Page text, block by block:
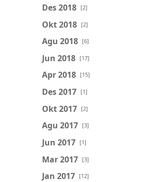
Des 2018 [2]
Okt 2018 [2]
Agu 2018 [6]
Jun 2018 [17]
Apr 2018 [15]
Des 2017 [1]
Okt 2017 [2]
Agu 2017 [3]
Jun 2017 [1]
Mar 2017 [3]
Jan 2017 [12]